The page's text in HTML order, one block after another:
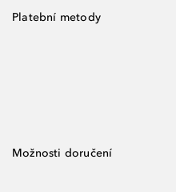
Platební metody
Možnosti doručení